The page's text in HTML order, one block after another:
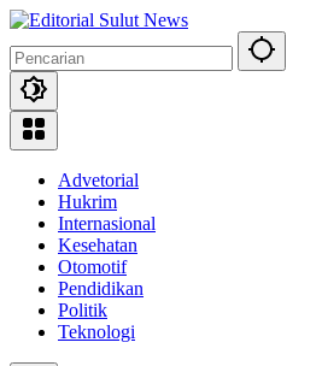
Langsung
konten
Advetorial
Hukrim
Internasional
Kesehatan
Otomotif
Pendidikan
Politik
Teknologi